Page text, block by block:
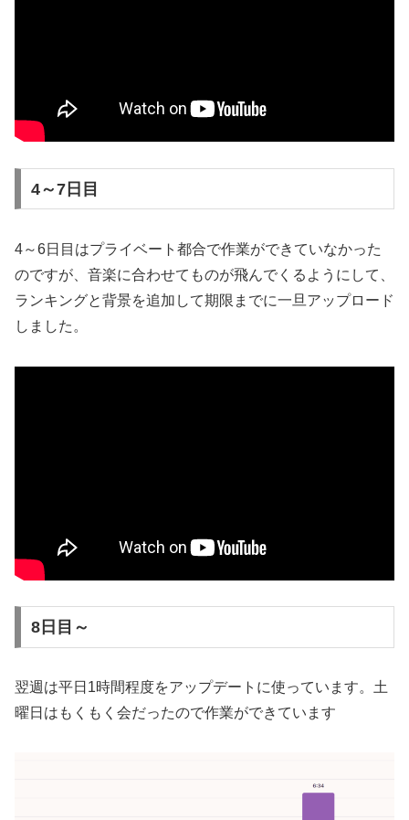
4～7日目
4～6日目はプライベート都合で作業ができていなかった
のですが、音楽に合わせてものが飛んでくるようにして、
ランキングと背景を追加して期限までに一旦アップロード
しました。
8日目～
翌週は平日1時間程度をアップデートに使っています。土
曜日はもくもく会だったので作業ができています